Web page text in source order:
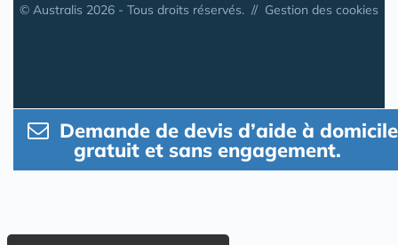
© Australis 2026 - Tous droits réservés. // Gestion des cookies
Demande de devis d’aide à domicile
gratuit et sans engagement.